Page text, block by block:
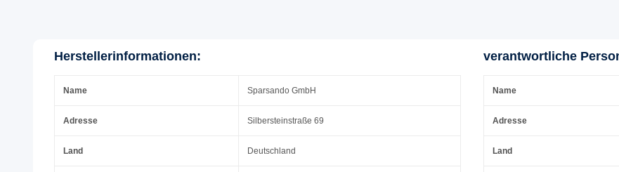
Herstellerinformationen:
Name Sparsando GmbH
Adresse Silbersteinstraße 69
Land Deutschland
verantwortliche
Name
Adresse
Land